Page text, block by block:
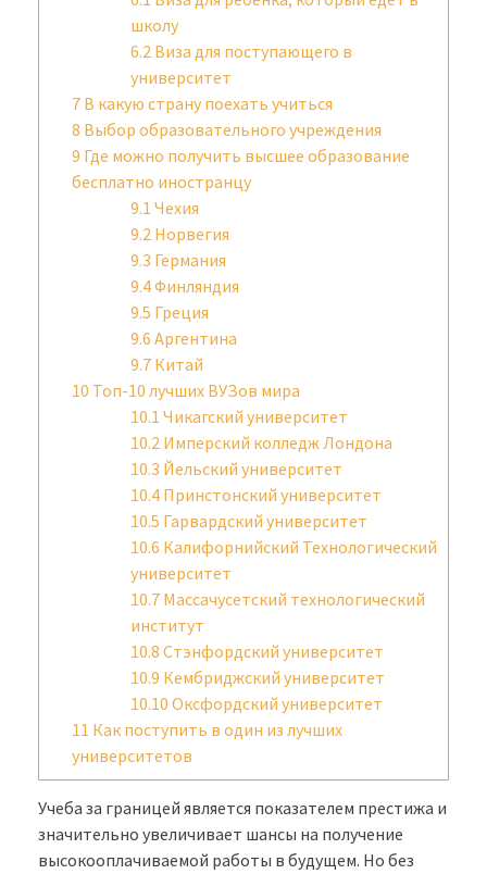
школу
6.2 Виза для поступающего в
университет
7 В какую страну поехать учиться
8 Выбор образовательного учреждения
9 Где можно получить высшее образование
бесплатно иностранцу
9.1 Чехия
9.2 Норвегия
9.3 Германия
9.4Финляндия
9.5 Греция
9.6 Аргентина
9.7 Китай
10 Топ-10 лучших ВУЗов мира
10.1 Чикагский университет
10.2 Имперский колледж Лондона
10.3 Йельский университет
10.4 Принстонский университет
10.5 Гарвардский университет
10.6 Калифорнийский Технологический
университет
10.7 Массачусетский технологический
институт
10.8 Стэнфордский университет
10.9 Кембриджский университет
10.10 Оксфордский университет
11 Как поступить в один из лучших
университетов
Учеба за границей является показателем престижа и
значительно увеличивает шансы на получение
высокооплачиваемой работы в будущем. Но без